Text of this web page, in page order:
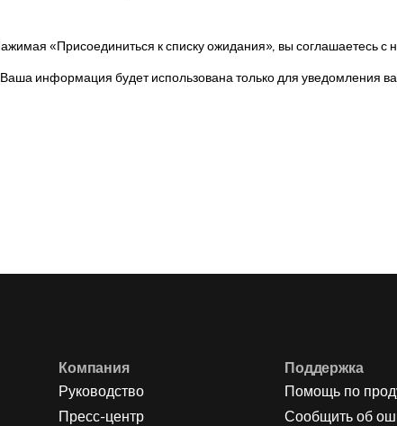
«Присоединиться к списку ожидания», вы соглашаетесь с
Ваша информация будет использована только для уведомления
Компания
Руководство
Пресс-центр
Поддержка
Помощь по
Сообщить об